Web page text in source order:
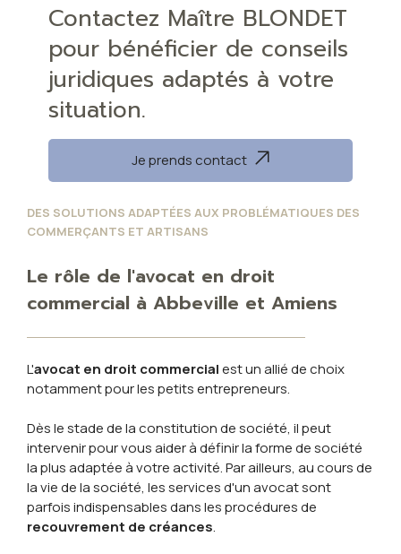
Contactez Maître BLONDET
pour bénéficier de conseils
juridiques adaptés à votre
situation.
Je prends contact
DES SOLUTIONS ADAPTÉES AUX PROBLÉMATIQUES DES
COMMERÇANTS ET ARTISANS
Le rôle de l'avocat en droit
commercial à Abbeville et Amiens
L'avocat en droit commercialest un allié de choix
notamment pour les petits entrepreneurs.
Dès le stade de la constitution de société, il peut
intervenir pour vous aider à définir la forme de société
la plus adaptée à votre activité. Par ailleurs, au cours de
la vie de la société, les services d'un avocat sont
parfois indispensables dans les procédures de
recouvrement de créances.